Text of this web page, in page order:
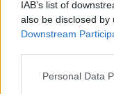
IAB’s list of
also be disclosed
Downstream
Please note that
Personal Data
Forrás:MTI